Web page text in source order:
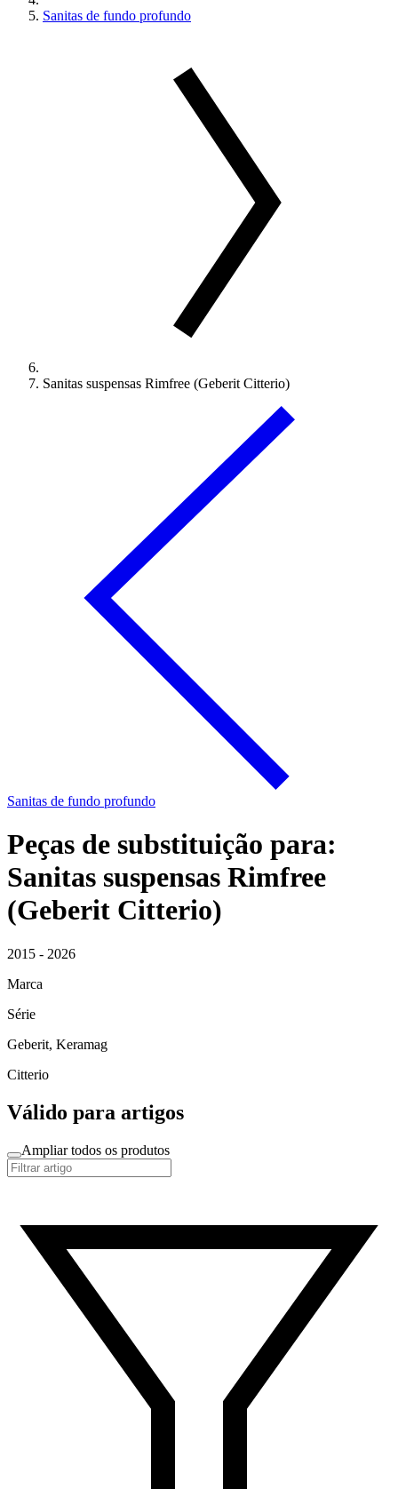
Sanitas de fundo profundo
Sanitas suspensas Rimfree (Geberit Citterio)
Sanitas de fundo profundo
Peças de substituição para:
Sanitas suspensas Rimfree
(Geberit Citterio)
2015 - 2026
Marca
Série
Geberit, Keramag
Citterio
Válido para artigos
Ampliar todos os produtos